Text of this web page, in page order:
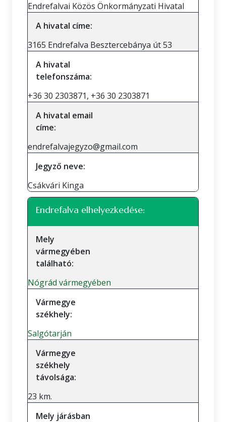
Endrefalvai Közös Önkormányzati Hivatal
A hivatal címe:
3165 Endrefalva Besztercebánya út 53
A hivatal
telefonszáma:
+36 30 2303871, +36 30 2303871
A hivatal email
címe:
endrefalvajegyzo@gmail.com
Jegyző neve:
Csákvári Kinga
Endrefalva elhelyezkedése:
Mely
vármegyében
található:
Nógrád vármegyében
Vármegye
székhely:
Salgótarján
Vármegye
székhely
távolsága:
23 km.
Mely járásban